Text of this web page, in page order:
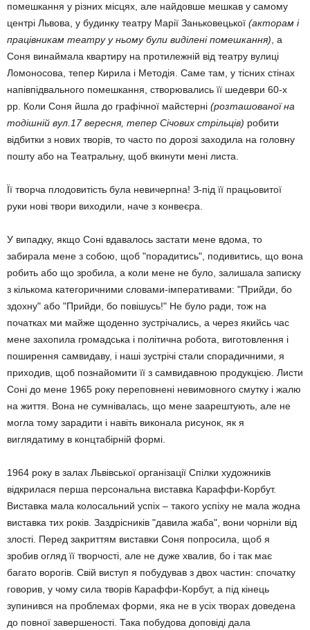
помешкання у різних місцях, але найдовше мешкав у самому
центрі Львова, у будинку театру Марії Заньковецької (акторам і
працівникам театру у ньому були виділені помешкання) , а
Соня винаймала квартиру на протилежній від театру вулиці
Ломоносова, тепер Кирила і Методія. Саме там, у тісних стінах
напівпідвального помешкання, створювались її шедеври 60-х
рр. Коли Соня йшла до графічної майстерні (розташованої на
тодішній вул.17 вересня, тепер Січових стрільців) робити
відбитки з нових творів, то часто по дорозі заходила на головну
пошту або на Театральну, щоб вкинути мені листа.
Її творча плодовитість була невичерпна! З-під її працьовитої
руки нові твори виходили, наче з конвеєра.
У випадку, якщо Соні вдавалось застати мене вдома, то
забирала мене з собою, щоб "порадитись", подивитись, що вона
робить або що зробила, а коли мене не було, залишала записку
з кількома категоричними словами-імперативами: "Прийди, бо
здохну" або "Прийди, бо повішусь!" Не було ради, тож на
початках ми майже щоденно зустрічались, а через якийсь час
мене захопила громадська і політична робота, виготовлення і
поширення самвидаву, і наші зустрічі стали спорадичними, я
приходив, щоб познайомити її з самвидавною продукцією. Листи
Соні до мене 1965 року переповнені невимовного смутку і жалю
на життя. Вона не сумнівалась, що мене заарештують, але не
могла тому зарадити і навіть виконала рисунок, як я
виглядатиму в концтабірній формі.
1964 року в залах Львівської організації Спілки художників
відкрилася перша персональна виставка Караффи-Корбут.
Виставка мала колосальний успіх – такого успіху не мала жодна
виставка тих років. Заздрісників "давила жаба", вони чорніли від
злості. Перед закриттям виставки Соня попросила, щоб я
зробив огляд її творчості, але не дуже хвалив, бо і так має
багато ворогів. Свій виступ я побудував з двох частин: спочатку
говорив, у чому сила творів Караффи-Корбут, а під кінець
зупинився на проблемах форми, яка не в усіх творах доведена
до повної завершеності. Така побудова доповіді дала